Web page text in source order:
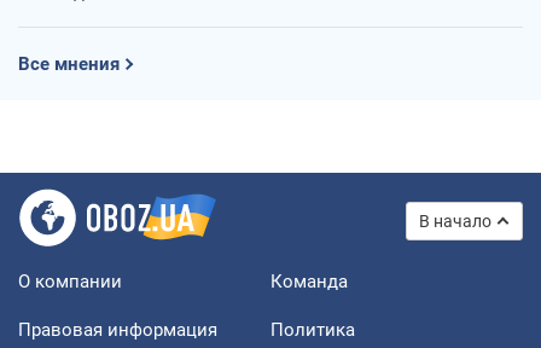
Все мнения
В начало
О компании Команда
Правовая информация
Политика